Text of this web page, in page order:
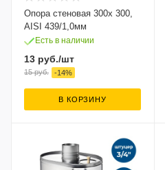
Опора стеновая 300х 300,
AISI 439/1,0мм
Есть в наличии
13 руб./шт
15руб. -14%
В КОРЗИНУ